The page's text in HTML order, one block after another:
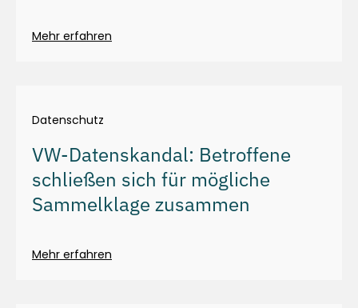
Mehr erfahren
Datenschutz
VW-Datenskandal: Betroffene
schließen sich für mögliche
Sammelklage zusammen
Mehr erfahren